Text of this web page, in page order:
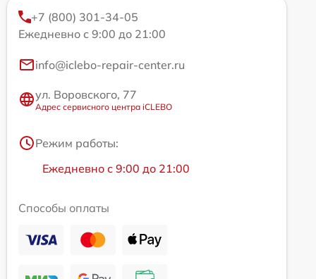
+7 (800) 301-34-05
Ежедневно с 9:00 до 21:00
info@iclebo-repair-center.ru
ул. Воровского, 77
Адрес сервисного центра iCLEBO
Режим работы:
Ежедневно с 9:00 до 21:00
Способы оплаты